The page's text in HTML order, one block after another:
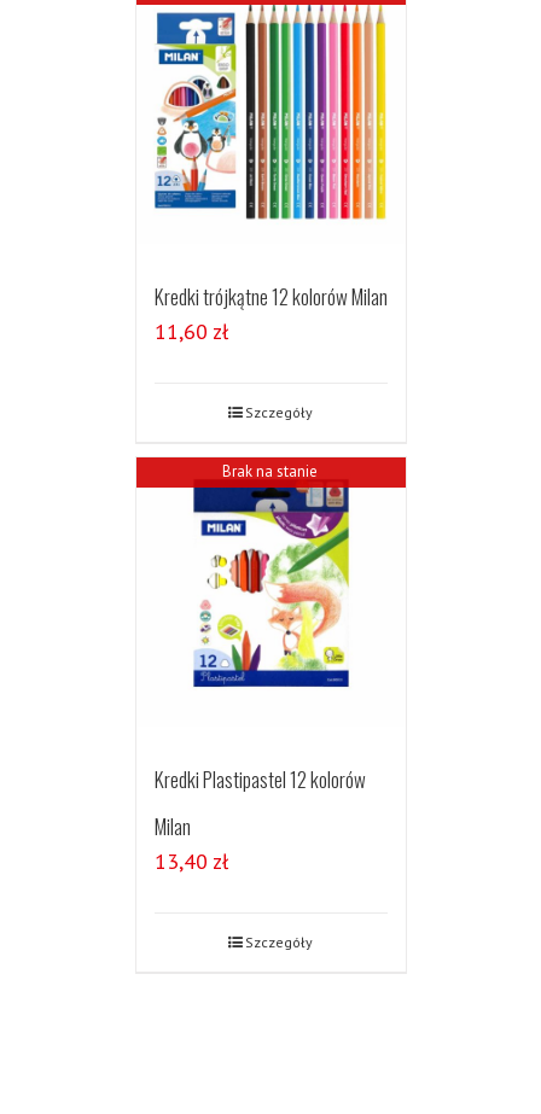
Kredki trójkątne 12 kolorów Milan
11,60 zł
Szczegóły
Brak na stanie
Kredki Plastipastel 12 kolorów
Milan
13,40 zł
Szczegóły